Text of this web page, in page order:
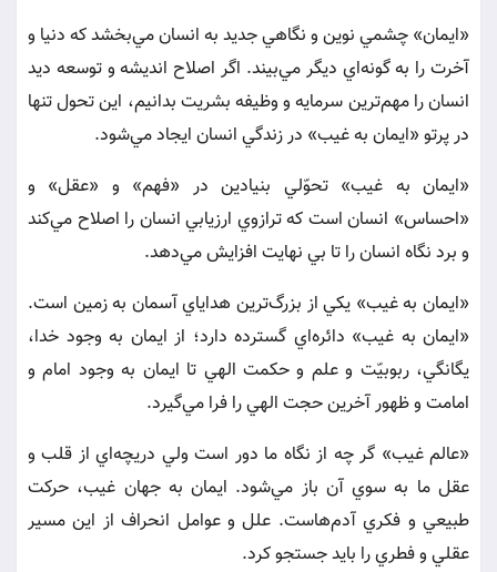
«ايمان» چشمي نوين و نگاهي جديد به انسان مي‌بخشد كه دنيا و
آخرت را به گونه‌اي ديگر مي‌بيند. اگر اصلاح انديشه و توسعه ديد
انسان را مهم‌ترين سرمايه و وظيفه بشريت بدانيم، اين تحول تنها
در پرتو «ايمان به غيب» در زندگي انسان ايجاد مي‌شود.
«ايمان به غيب» تحوّلي بنيادين در «فهم» و «عقل» و
«احساس» انسان است كه ترازوي ارزيابي انسان را اصلاح مي‌كند
و برد نگاه انسان را تا بي نهايت افزايش مي‌دهد.
«ايمان به غيب» يكي از بزرگ‌ترين هداياي آسمان به زمين است.
«ايمان به غيب» دائره‌اي گسترده دارد؛ از ايمان به وجود خدا،
يگانگي، ربوبيّت و علم و حكمت الهي تا ايمان به وجود امام و
امامت و ظهور آخرين حجت الهي را فرا مي‌گيرد.
«عالم غيب» گر چه از نگاه ما دور است ولي دريچه‌اي از قلب و
عقل ما به سوي آن باز مي‌شود. ايمان به جهان غيب، حركت
طبيعي و فكري آدم‌هاست. علل و عوامل انحراف از اين مسير
عقلي و فطري را بايد جستجو كرد.